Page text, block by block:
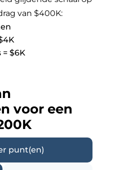
van $400K:
= $6K
voor een
punt(en)